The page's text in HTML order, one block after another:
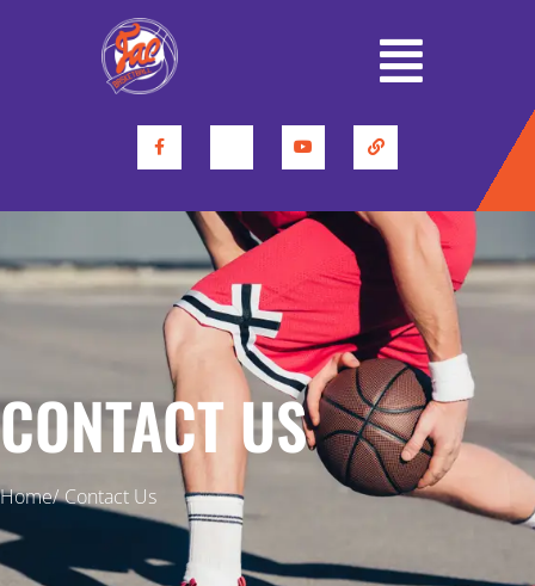
CONTACT US
Home/ Contact Us